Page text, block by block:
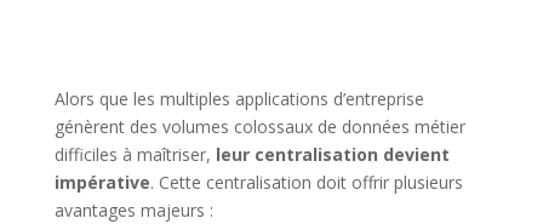
Alors que les multiples applications d’entreprise
génèrent des volumes colossaux de données métier
difficiles à maîtriser, leur centralisation devient
impérative. Cette centralisation doit offrir plusieurs
avantages majeurs :